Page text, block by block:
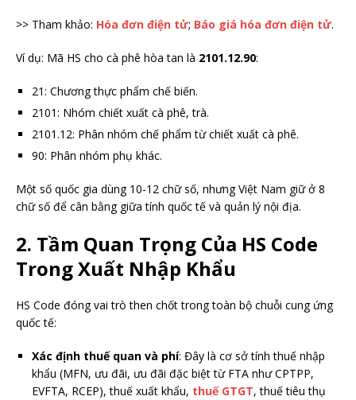
>> Tham khảo: Hóa đơn điện tử; Báo giá hóa đơn điện tử.
Ví dụ: Mã HS cho cà phê hòa tan là 2101.12.90:
21: Chương thực phẩm chế biến.
2101: Nhóm chiết xuất cà phê, trà.
2101.12: Phân nhóm chế phẩm từ chiết xuất cà phê.
90: Phân nhóm phụ khác.
Một số quốc gia dùng 10-12 chữ số, nhưng Việt Nam giữ ở 8
chữ số để cân bằng giữa tính quốc tế và quản lý nội địa.
2. Tầm Quan Trọng Của HS Code
Trong Xuất Nhập Khẩu
HS Code đóng vai trò then chốt trong toàn bộ chuỗi cung ứng
quốc tế:
Xác định thuế quan và phí: Đây là cơ sở tính thuế nhập
khẩu (MFN, ưu đãi, ưu đãi đặc biệt từ FTA như CPTPP,
EVFTA, RCEP), thuế xuất khẩu, thuế GTGT, thuế tiêu thụ